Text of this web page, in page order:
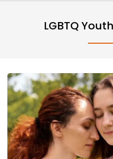
LGBTQ